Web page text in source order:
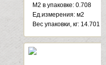
М2 в упаковке: 0.708
Ед.измерения: м2
Веc упаковки, кг: 14.701